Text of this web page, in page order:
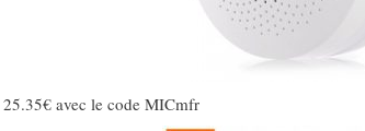
avec le code MICmfr